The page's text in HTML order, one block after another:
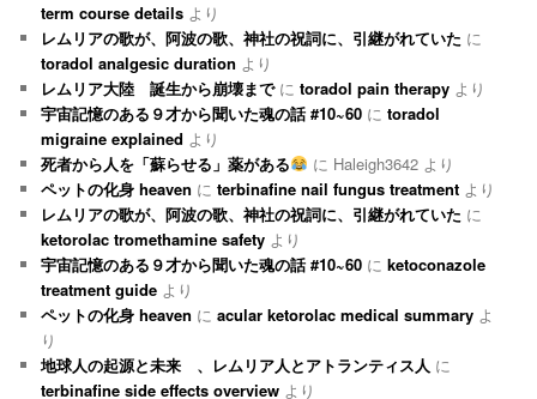
term course details より
レムリアの歌が、阿波の歌、神社の祝詞に、引継がれていた に
toradol analgesic duration より
レムリア大陸 誕生から崩壊までにtoradol pain therapy より
宇宙記憶のある９才から聞いた魂の話 #10~60 にtoradol
migraine explained より
死者から人を「蘇らせる」薬がある
に Haleigh3642より
ペットの化身 heaven にterbinafine nail fungus treatment より
レムリアの歌が、阿波の歌、神社の祝詞に、引継がれていた に
ketorolac tromethamine safety より
宇宙記憶のある９才から聞いた魂の話 #10~60 にketoconazole
treatment guide より
ペットの化身 heaven にacular ketorolac medical summary よ
り
地球人の起源と未来 、レムリア人とアトランティス人 に
terbinafine side effects overview より